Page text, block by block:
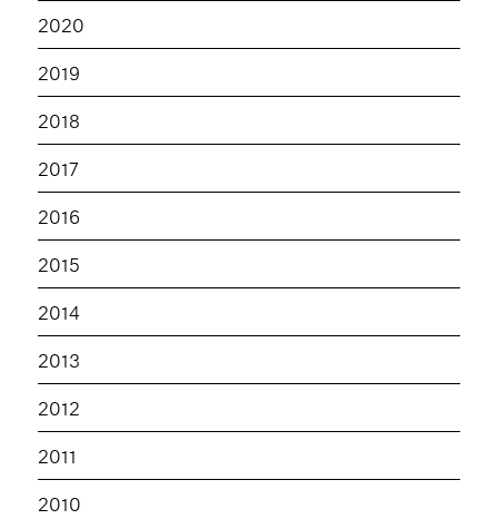
2020
2019
2018
2017
2016
2015
2014
2013
2012
2011
2010